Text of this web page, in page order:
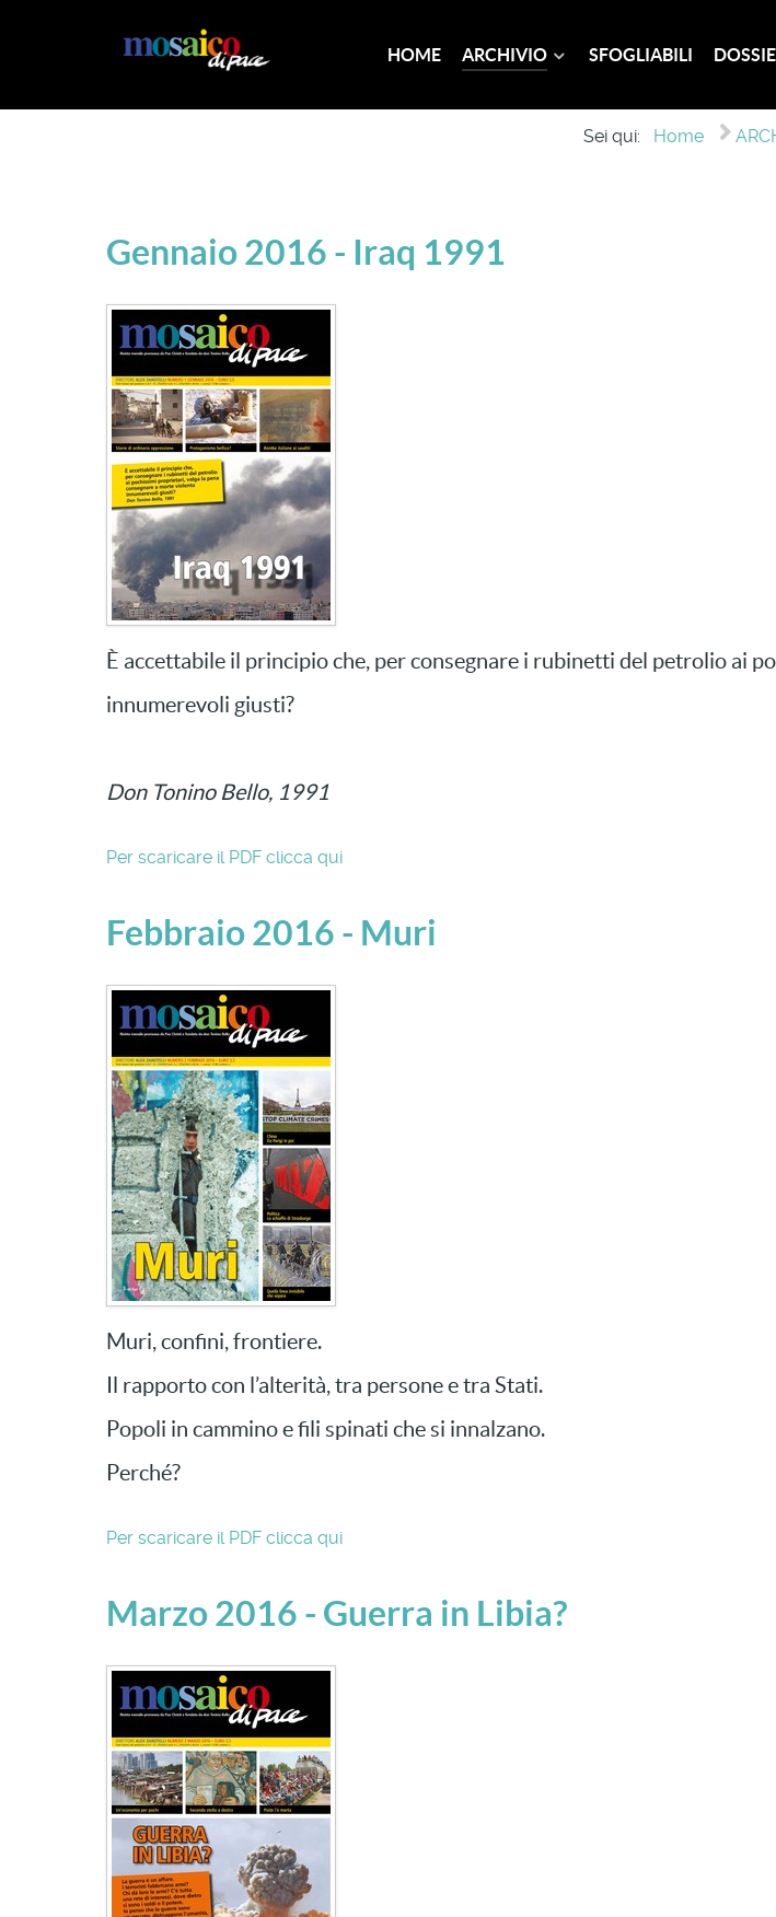
HOME ARCHIVIO SFOGLIABILI
Sei qui: Home
Gennaio 2016 - Iraq 1991
È accettabile il principio che, per consegnare i rubinetti del petrolio ai
innumerevoli giusti?
Don Tonino Bello, 1991
Per scaricare il PDF clicca qui
Febbraio 2016 - Muri
Muri, confini,
Il rapporto con l’alterità, tra persone e tra Stati.
Popoli in cammino e fili spinati che si innalzano.
Perché?
Per scaricare il PDF clicca qui
Marzo 2016 - Guerra in Libia?